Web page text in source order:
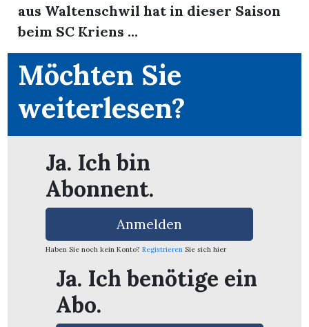
aus Waltenschwil hat in dieser Saison
beim SC Kriens ...
Möchten Sie
weiterlesen?
Ja. Ich bin
Abonnent.
Anmelden
Haben Sie noch kein Konto? Registrieren Sie sich hier
Ja. Ich benötige ein
Abo.